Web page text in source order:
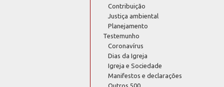
Contribuição
Justiça ambiental
Planejamento
Testemunho
Coronavírus
Dias da Igreja
Igreja e Sociedade
Manifestos e declarações
Outros 500